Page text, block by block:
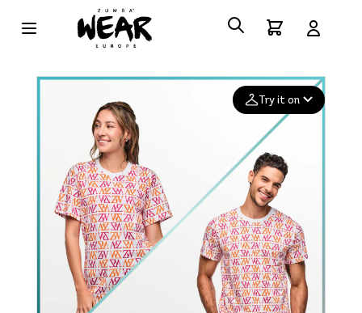
Try it on
Add your
photo
Deleted after 24 hours